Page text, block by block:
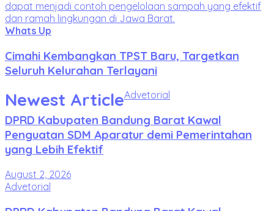
Whats Up
Cimahi Kembangkan TPST Baru, Targetkan
Seluruh Kelurahan Terlayani
Newest ArticleAdvetorial
DPRD Kabupaten Bandung Barat Kawal
Penguatan SDM Aparatur demi Pemerintahan
yang Lebih Efektif
August 2, 2026
Advetorial